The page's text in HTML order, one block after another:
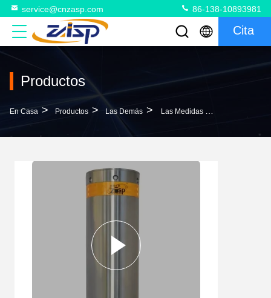
service@cnzasp.com 86-138-10893981
Cita
Productos
En Casa > Productos > Las Demás > Las Medidas De Seguridad Se Aplican A Las Instalaciones De Seguridad De Los Vehículos.